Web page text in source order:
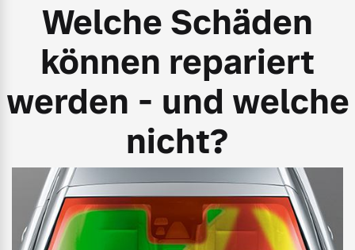
Welche Schäden
können repariert
werden - und welche
nicht?
Bitte klicken!